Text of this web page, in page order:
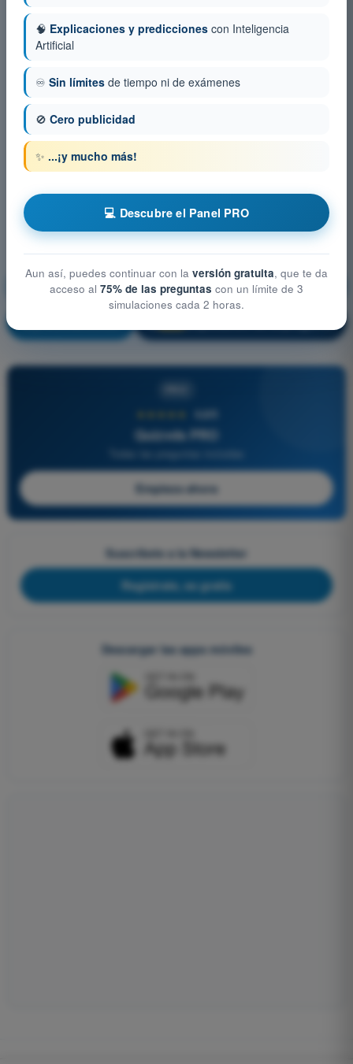
Conocimientos generales de los UAS
4,6/5
Quizvds PRO
Empieza ahora
Suscríbete a la Newsletter
Regístrate, es gratis
Descargar las apps móviles
🧠 Explicaciones y predicciones con Inteligencia
Artificial
♾️ Sin límites de tiempo ni de exámenes
🚫 Cero publicidad
✨ ...¡y mucho más!
💻 Descubre el Panel PRO
Aun así, puedes continuar con la versión gratuita, que te da
acceso al 75% de las preguntas con un límite de 3
simulaciones cada 2 horas.